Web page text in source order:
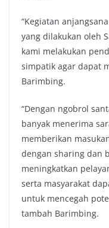
“Kegiatan
yang dilakukan oleh
kami melakukan
simpatik agar dapat
Barimbing.
“Dengan ngobrol
banyak menerima
memberikan
dengan sharing dan
meningkatkan
serta masyarakat
untuk mencegah
tambah Barimbing.